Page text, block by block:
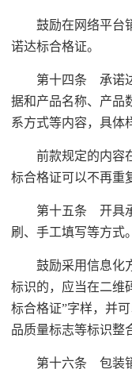
鼓励在网络平台
诺达标合格证。
第十四条 承诺
据和产品名称、产品
系方式等内容，具体
前款规定的内容
标合格证可以不再重
第十五条 开具
刷、手工填写等方式。
鼓励采用信息化
标识的，应当在二维
标合格证”字样，并
品质量标志等标识整
第十六条 包装